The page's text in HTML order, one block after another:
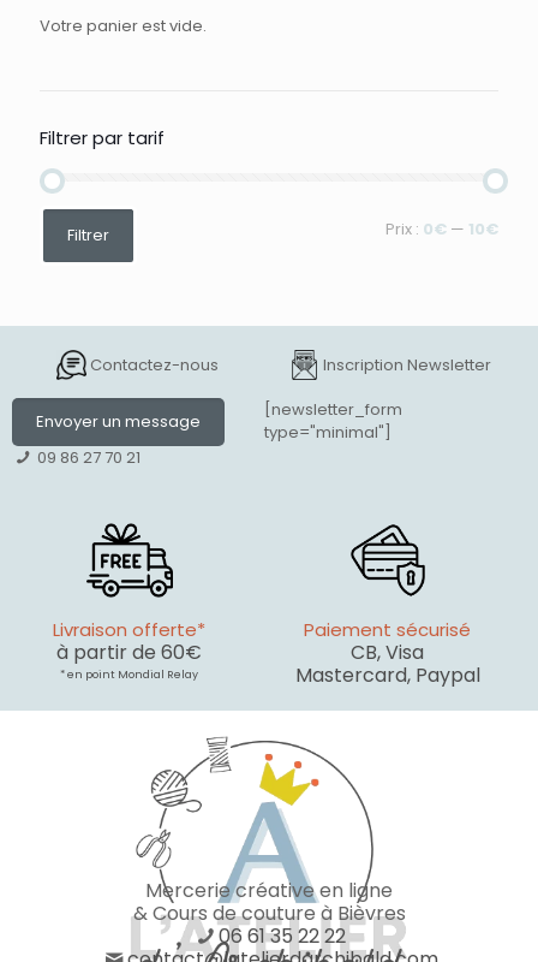
Votre panier est vide.
Filtrer par tarif
Prix
min
Prix
maxFiltrer Prix : 0€ — 10€
Contactez-nous
Envoyer un message
09 86 27 70 21
Inscription Newsletter
[newsletter_form
type="minimal"]
Livraison offerte*
à partir de 60€
* en point Mondial Relay
Paiement sécurisé
CB, Visa
Mastercard, Paypal
Mercerie créative en ligne
& Cours de couture à Bièvres
06 61 35 22 22